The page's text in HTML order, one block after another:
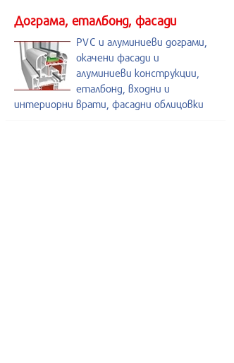
Дограма, еталбонд, фасади
PVC и алуминиеви дограми,
окачени фасади и
алуминиеви конструкции,
еталбонд, входни и
интериорни врати, фасадни облицовки